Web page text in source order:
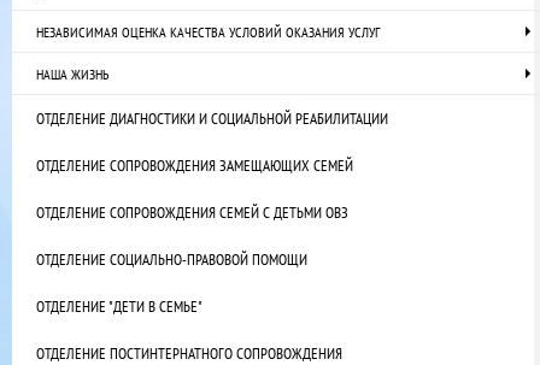
НЕЗАВИСИМАЯ ОЦЕНКА КАЧЕСТВА УСЛОВИЙ ОКАЗАНИЯ УСЛУГ
НАША ЖИЗНЬ
ОТДЕЛЕНИЕ ДИАГНОСТИКИ И СОЦИАЛЬНОЙ РЕАБИЛИТАЦИИ
ОТДЕЛЕНИЕ СОПРОВОЖДЕНИЯ ЗАМЕЩАЮЩИХ СЕМЕЙ
ОТДЕЛЕНИЕ СОПРОВОЖДЕНИЯ СЕМЕЙ С ДЕТЬМИ ОВЗ
ОТДЕЛЕНИЕ СОЦИАЛЬНО-ПРАВОВОЙ ПОМОЩИ
ОТДЕЛЕНИЕ "ДЕТИ В СЕМЬЕ"
ОТДЕЛЕНИЕ ПОСТИНТЕРНАТНОГО СОПРОВОЖДЕНИЯ